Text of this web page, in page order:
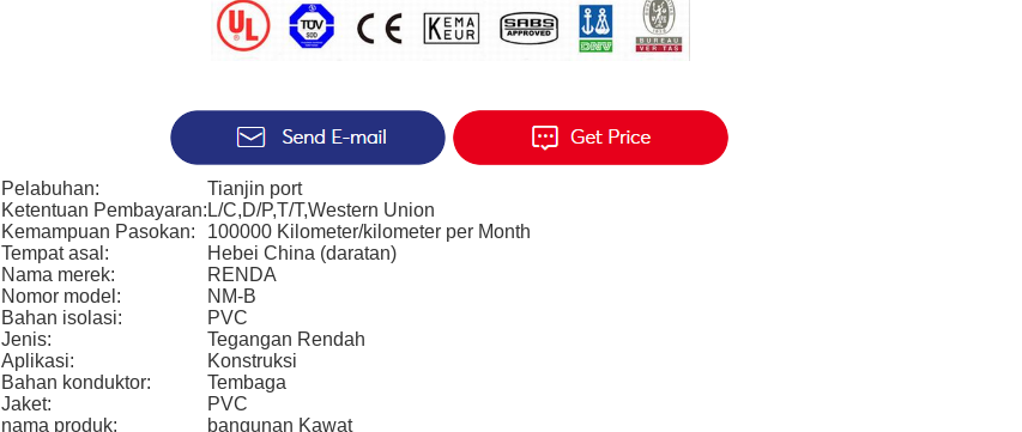
Pelabuhan:
Tianjin port
Ketentuan Pembayaran: L/C,D/P,T/T,Western Union
Kemampuan Pasokan:
100000 Kilometer/kilometer per Month
Tempat asal:
Hebei China (daratan)
Nama merek:
RENDA
Nomor model:
NM-B
Bahan isolasi:
PVC
Jenis:
Tegangan Rendah
Aplikasi:
Konstruksi
Bahan konduktor:
Tembaga
Jaket:
PVC
nama produk:
bangunan Kawat